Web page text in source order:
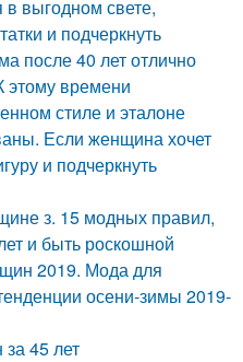
в выгодном свете,
и подчеркнуть
после 40 лет отлично
этому времени
стиле и эталоне
Если женщина хочет
и подчеркнуть
з. 15 модных правил,
и быть роскошной
2019. Мода для
осени-зимы 2019-
45 лет